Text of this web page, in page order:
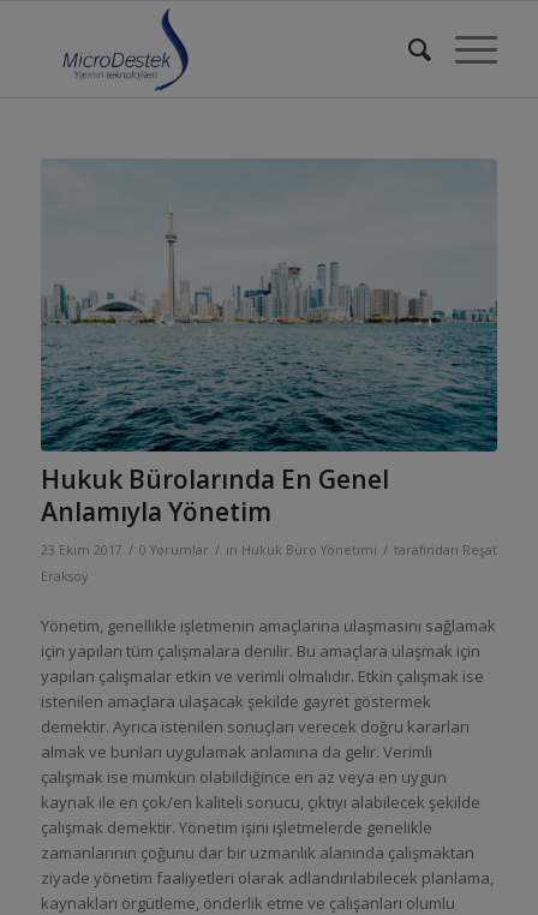
Hukuk Bürolarında En Genel
Anlamıyla Yönetim
23 Ekim 2017 / 0 Yorumlar / in Hukuk Büro Yönetimi / tarafından Reşat
Eraksoy
Yönetim, genellikle işletmenin amaçlarına ulaşmasını sağlamak
için yapılan tüm çalışmalara denilir. Bu amaçlara ulaşmak için
yapılan çalışmalar etkin ve verimli olmalıdır. Etkin çalışmak ise
istenilen amaçlara ulaşacak şekilde gayret göstermek
demektir. Ayrıca istenilen sonuçları verecek doğru kararları
almak ve bunları uygulamak anlamına da gelir. Verimli
çalışmak ise mümkün olabildiğince en az veya en uygun
kaynak ile en çok/en kaliteli sonucu, çıktıyı alabilecek şekilde
çalışmak demektir. Yönetim işini işletmelerde genelikle
zamanlarının çoğunu dar bir uzmanlık alanında çalışmaktan
ziyade yönetim faaliyetleri olarak adlandırılabilecek planlama,
kaynakları örgütleme, önderlik etme ve çalışanları olumlu